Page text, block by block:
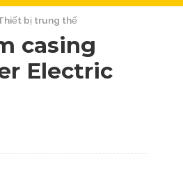
bị trung thế
casing
Electric